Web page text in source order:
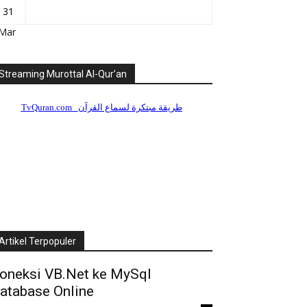
31
Murottal Al-Qur’an
Terpopuler
VB.Net ke MySql
Online